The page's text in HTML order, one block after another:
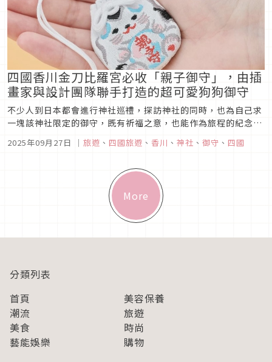
四國香川金刀比羅宮必收「親子御守」，由插
畫家與設計團隊聯手打造的超可愛狗狗御守
不少人到日本都會進行神社巡禮，探訪神社的同時，也為自己求
一塊該神社限定的御守，既有祈福之意，也能作為旅程的紀念。
求得的限定御守。
2025年09月27日 ｜ 旅遊 、 四國旅遊 、 香川 、 神社 、 御守 、 四國
More
分類列表
首頁
美容保養
潮流
旅遊
美食
時尚
藝能娛樂
購物